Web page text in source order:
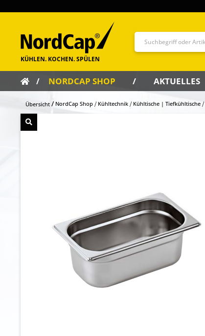
NORDCAP SHOP AKTUELLES
Übersicht NordCap Shop Kühltechnik Kühltische | Tiefkühltische